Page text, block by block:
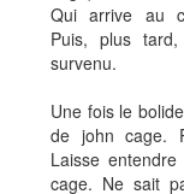
Qui arrive au
Puis, plus
survenu.
Une fois le
de john cage.
Laisse
cage. Ne sait